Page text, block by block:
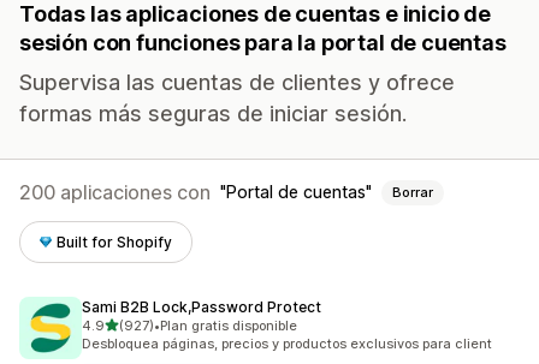
Todas las aplicaciones de cuentas e inicio de
sesión con funciones para la portal de cuentas
Supervisa las cuentas de clientes y ofrece
formas más seguras de iniciar sesión.
200 aplicaciones con Portal de cuentas Borrar
Built for Shopify
Sami B2B Lock,Password Protect
4.9de 5 estrellas
(927)
927 reseñas en total
•Plan gratis disponible
Desbloquea páginas, precios y productos exclusivos para client